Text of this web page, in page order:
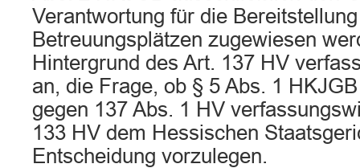
Verantwortung für die
Betreuungsplätzen zugewiesen
Hintergrund des Art. 137 HV
an, die Frage, ob § 5 Abs. 1
gegen 137 Abs. 1 HV
133 HV dem Hessischen
Entscheidung vorzulegen.